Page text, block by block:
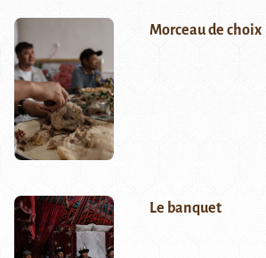
Morceau de choix
Le banquet